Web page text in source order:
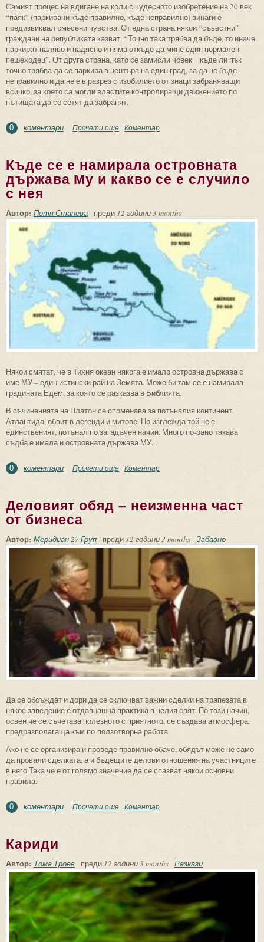
Самият процес на вдигане на коли с чудесното изобретение на 20 век
“паяк” (паркирани къде правилно, къде неправилно) винаги е
предизвиквал смесени чувства. От една страна някои “съвестни”
граждани на републиката казват: “Точно така трябва да бъде, то иначе
паркират наляво и надясно и няма откъде да мине един нормален
пешеходец”. От друга страна, като се замисли човек – къде ли пък
точно трябва да се паркира в центъра на един град, за да не бъде
неправилно и да не е в разрез с изобилието от знаци забраняващи
всичко, за което са могли властите контролиращи движението по
пътищата да се сетят да забранят.
0 коментари Прочети още about Да ти вдигнат колата! Внимание
Коментар
Къде се е намирала островната
държава Му и какво се е случило
с нея
Автор: Петя Станева преди 12 години 3 months
Някои смятат, че в Тихия океан някога е имало островна държава с
име МУ – един истински рай на Земята. Може би там се е намирала
градината Едем, за която се разказва в Библията.
В съчиненията на Платон се споменава за потъналия континент
Атлантида, обвит в легенди и митове. Но изглежда той не е
единственият, потънал по загадъчен начин. Много по-рано такава
съдба е имала и островната държава МУ...
0 коментари Прочети още about Къде се е намирала островната
Коментар
Деловият обяд – неизменна част
от бизнеса
Автор: Меридиан 27 Груп преди 12 години 3 months Забавно
Да се обсъждат и дори да се сключват важни сделки на трапезата в
някое заведение е отдавнашна практика в целия свят. По този начин,
освен че се съчетава полезното с приятното, се създава атмосфера,
предразполагаща към по-ползотворна работа.
Ако не се организира и проведе правилно обаче, обядът може не само
да провали сделката, а и бъдещите делови отношения на участниците
в него.Така че е от голямо значение да се спазват някои основни
правила.
0 коментари Прочети още about Деловият обяд – неизменна част от
Коментар
Кариди
Автор: Тома Троев преди 12 години 3 months Разкази